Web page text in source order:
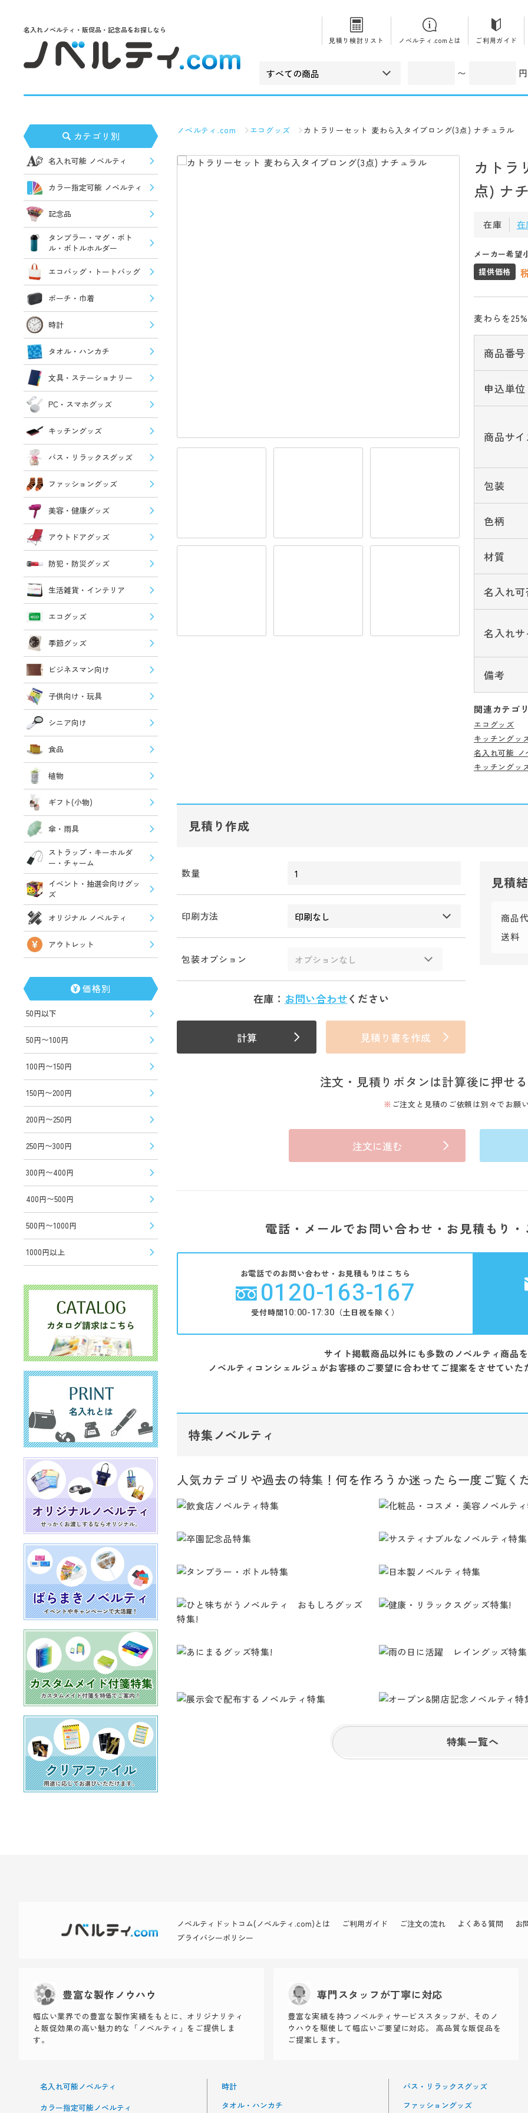
名入れノベルティ・販促品・記念品をお探しなら
見積り検討リスト
ノベルティ.comとは ご利用ガイド
〜 円
カテゴリ別
名入れ可能 ノベルティ
カラー指定可能 ノベルティ
記念品
タンブラー・マグ・ボト
ル・ボトルホルダー
エコバッグ・トートバッグ
ポーチ・巾着
時計
タオル・ハンカチ
文具・ステーショナリー
PC・スマホグッズ
キッチングッズ
バス・リラックスグッズ
ファッショングッズ
美容・健康グッズ
アウトドアグッズ
防犯・防災グッズ
生活雑貨・インテリア
エコグッズ
季節グッズ
ビジネスマン向け
子供向け・玩具
シニア向け
食品
植物
ギフト(小物)
傘・雨具
ストラップ・キーホルダ
ー・チャーム
イベント・抽選会向けグッ
ズ
オリジナル ノベルティ
アウトレット
価格別
50円以下
50円〜100円
100円〜150円
150円〜200円
200円〜250円
250円〜300円
300円〜400円
400円〜500円
500円〜1000円
1000円以上
ノベルティ.com エコグッズ カトラリーセット 麦わら入タイプロング(3点) ナチュラル
カトラ
点) ナ
在庫 在
メーカー希望
提供価格
麦わらを
商品番号
申込単位
商品サ
包装
色柄
材質
名入れ可
名入れ
備考
関連カテゴ
エコグッズ
キッチングッ
名入れ可能 ノ
キッチングッ
見積り作成
数量
印刷方法
包装オプション
在庫： お問い合わせください
計算 見積り書を作成
見積
商品代
送料
注文・見積りボタンは計算後に押せる
ご注文と見積のご依頼は別々でお願
注文に進む
電話・メールでお問い合わせ・お見積もり・
お電話でのお問い合わせ・お見積もりはこちら
0120-163-167
受付時間10:00-17:30 （土日祝を除く）
サイト掲載商品以外にも多数のノベルティ商品
ノベルティコンシェルジュがお客様のご要望に合わせてご提案をさせていた
特集ノベルティ
人気カテゴリや過去の特集！何を作ろうか迷ったら一度ご覧く
特集一覧へ
ノベルティドットコム(ノベルティ.com)とは ご利用ガイド ご注文の流れ よくある質問 お
プライバシーポリシー
豊富な製作ノウハウ
幅広い業界での豊富な製作実績をもとに、オリジナリティ
と販促効果の高い魅力的な「ノベルティ」をご提供しま
す。
専門スタッフが丁寧に対応
豊富な実績を持つノベルティサービススタッフが、そのノ
ウハウを駆使して幅広いご要望に対応。 高品質な販促品を
ご提案します。
名入れ可能ノベルティ
カラー指定可能ノベルティ
時計
タオル・ハンカチ
バス・リラックスグッズ
ファッショングッズ